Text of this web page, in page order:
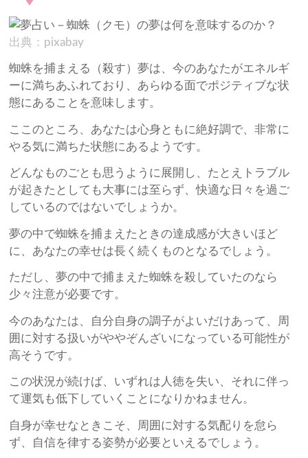
出典：pixabay
蜘蛛を捕まえる（殺す）夢は、今のあなたがエネルギ
ーに満ちあふれており、あらゆる面でポジティブな状
態にあることを意味します。
ここのところ、あなたは心身ともに絶好調で、非常に
やる気に満ちた状態にあるようです。
どんなものごとも思うように展開し、たとえトラブル
が起きたとしても大事には至らず、快適な日々を過ご
しているのではないでしょうか。
夢の中で蜘蛛を捕まえたときの達成感が大きいほど
に、あなたの幸せは長く続くものとなるでしょう。
ただし、夢の中で捕まえた蜘蛛を殺していたのなら
少々注意が必要です。
今のあなたは、自分自身の調子がよいだけあって、周
囲に対する扱いがややぞんざいになっている可能性が
高そうです。
この状況が続けば、いずれは人徳を失い、それに伴っ
て運気も低下していくことになりかねません。
自身が幸せなときこそ、周囲に対する気配りを怠ら
ず、自信を律する姿勢が必要といえるでしょう。